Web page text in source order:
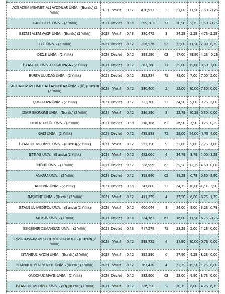
ACIBADEM MEHMET ALİ AYDINLAR ÜNİV. - (Burslu) (2
Yıllık)
2021 Vakıf 0.12 430,977 3 27,00 11,50 7,50 -0,25
HACETTEPE ÜNİV. - (2 Yıllık) 2021 Devlet 0.18 395,303 72 20,50 5,75 1,50 -0,75
BEZM-İ ÂLEM VAKIF ÜNİV. - (Burslu) (2 Yıllık) 2021 Vakıf 0.18 380,472 3 24,25 2,25 4,75 2,25
EGE ÜNİV. - (2 Yıllık) 2021 Devlet 0.12 326,526 52 32,00 11,50 2,00 0,75
DİCLE ÜNİV. - (2 Yıllık) 2021 Devlet 0.12 358,250 62 17,00 15,50 4,25 -0,25
İSTANBUL ÜNİV.-CERRAHPAŞA - (2 Yıllık) 2021 Devlet 0.12 387,360 72 25,00 15,00 0,50 3,00
BURSA ULUDAĞ ÜNİV. - (2 Yıllık) 2021 Devlet 0.12 353,334 72 18,00 7,00 7,00 2,00
ACIBADEM MEHMET ALİ AYDINLAR ÜNİV. - (İÖ) (Burslu)
(2 Yıllık)
2021 Vakıf 0.12 380,400 2 22,00 10,00 7,50 0,00
ÇUKUROVA ÜNİV. - (2 Yıllık) 2021 Devlet 0.12 323,700 72 24,50 9,00 0,75 3,00
İZMİR EKONOMİ ÜNİV. - (Burslu) (2 Yıllık) 2021 Vakıf 0.12 386,350 3 22,75 10,25 6,50 0,00
DOKUZ EYLÜL ÜNİV. - (2 Yıllık) 2021 Devlet 0.18 318,186 62 26,50 7,50 3,25 0,25
GAZİ ÜNİV. - (2 Yıllık) 2021 Devlet 0.12 439,588 72 25,00 14,00 -1,75 4,00
İSTANBUL MEDİPOL ÜNİV. - (Burslu) (2 Yıllık) 2021 Vakıf 0.12 333,150 9 23,00 9,00 7,75 1,00
İSTİNYE ÜNİV. - (Burslu) (2 Yıllık) 2021 Vakıf 0.12 482,066 4 24,75 8,75 1,00 3,25
İNÖNÜ ÜNİV. - (2 Yıllık) 2021 Devlet 0.12 328,999 62 25,50 12,25 4,50 0,00
ANKARA ÜNİV. - (2 Yıllık) 2021 Devlet 0.12 393,546 62 19,25 6,75 6,50 5,50
AKDENİZ ÜNİV. - (2 Yıllık) 2021 Devlet 0.18 347,600 72 24,75 10,00 -0,50 2,50
BAŞKENT ÜNİV. - (Burslu) (2 Yıllık) 2021 Vakıf 0.12 411,279 4 27,50 6,00 3,75 1,75
İSTANBUL MEDİPOL ÜNİV. - (Burslu) (2 Yıllık) 2021 Vakıf 0.12 406,644 8 24,00 5,00 3,25 6,75
MERSİN ÜNİV. - (2 Yıllık) 2021 Devlet 0.18 334,163 67 16,00 11,50 6,75 -0,75
ESKİŞEHİR OSMANGAZİ ÜNİV. - (2 Yıllık) 2021 Devlet 0.18 417,275 72 28,25 2,00 1,25 0,00
İZMİR KAVRAM MESLEK YÜKSEKOKULU - (Burslu) (2
Yıllık)
2021 Vakıf 0.12 358,732 4 31,50 10,00 0,75 0,00
İSTANBUL AYDIN ÜNİV. - (Burslu) (2 Yıllık) 2021 Vakıf 0.12 353,350 6 27,50 9,25 8,25 0,00
İSTANBUL YENİ YÜZYIL ÜNİV. - (Burslu) (2 Yıllık) 2021 Vakıf 0.12 367,420 4 23,75 15,50 1,75 0,00
ONDOKUZ MAYIS ÜNİV. - (2 Yıllık) 2021 Devlet 0.12 382,500 62 23,00 9,50 5,75 0,00
İSTANBUL MEDİPOL ÜNİV. - (İÖ) (Burslu) (2 Yıllık) 2021 Vakıf 0.12 336,250 5 20,75 8,00 4,25 6,75